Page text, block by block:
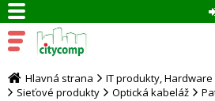
Hlavná strana
IT produkty,
Sieťové produkty
Optická kabeláž